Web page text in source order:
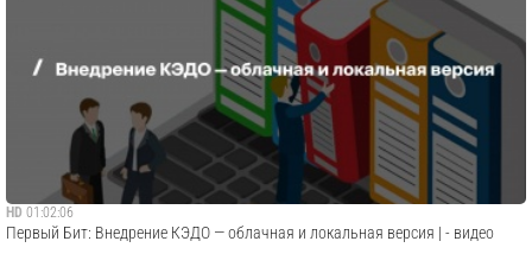
HD 01:02:06
Первый Бит: Внедрение КЭДО — облачная и локальная версия | - видео